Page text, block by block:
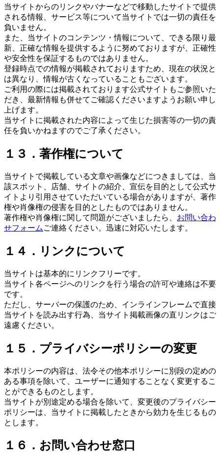
当サイトからのリンクやバナーなどで移動したサイトで提供
される情報、サービス等について当サイトでは一切の責任を
負いません。
また、当サイトのコンテンツ・情報について、できる限り最
新、正確な情報を提供するように努めておりますが、正確性
や安全性を保証するものではありません。
登録時点での情報が掲載されておりますため、現在の状況と
は異なり、情報が古くなっていることもございます。
ご利用の際には掲載されております公式サイトもご参照いた
だき、最新情報も併せてご確認くださいますようお願い申し
上げます。
当サイトに掲載された内容によって生じた損害等の一切の責
任を負いかねますのでご了承ください。
１３．著作権について
当サイトで掲載している文章や画像などにつきましては、当
該スポット、店舗、サイトの紹介、宣伝を目的として公式サ
イトより引用させていただいている場合がありますが、著作
権や肖像権の侵害を目的としたものではありません。
著作権や肖像権に関して問題がございましたら、 お問い合わ
せフォーム ご連絡ください。迅速に対応いたします。
１４．リンクについて
当サイトは基本的にリンクフリーです。
当サイト各ページへのリンクを行う場合の許可や連絡は不要
です。
ただし、サーバーの保護のため、インラインフレームで直接
当サイトを読み出す行為、当サイト掲載画像の直リンクはご
遠慮ください。
１５．プライバシーポリシーの変更
本ポリシーの内容は、法令その他本ポリシーに別段の定めの
ある事項を除いて、ユーザーに通知することなく変更するこ
とができるものとします。
当サイトが別途定める場合を除いて、変更後のプライバシー
ポリシーは、当サイトに掲載したときから効力を生じるもの
とします。
１６．お問い合わせ窓口